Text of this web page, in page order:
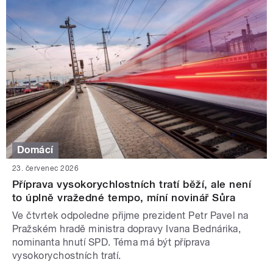
Domácí
23. červenec 2026
Příprava vysokorychlostních tratí běží, ale není
to úplně vražedné tempo, míní novinář Sůra
Ve čtvrtek odpoledne přijme prezident Petr Pavel na
Pražském hradě ministra dopravy Ivana Bednárika,
nominanta hnutí SPD. Téma má být příprava
vysokorychostních tratí.